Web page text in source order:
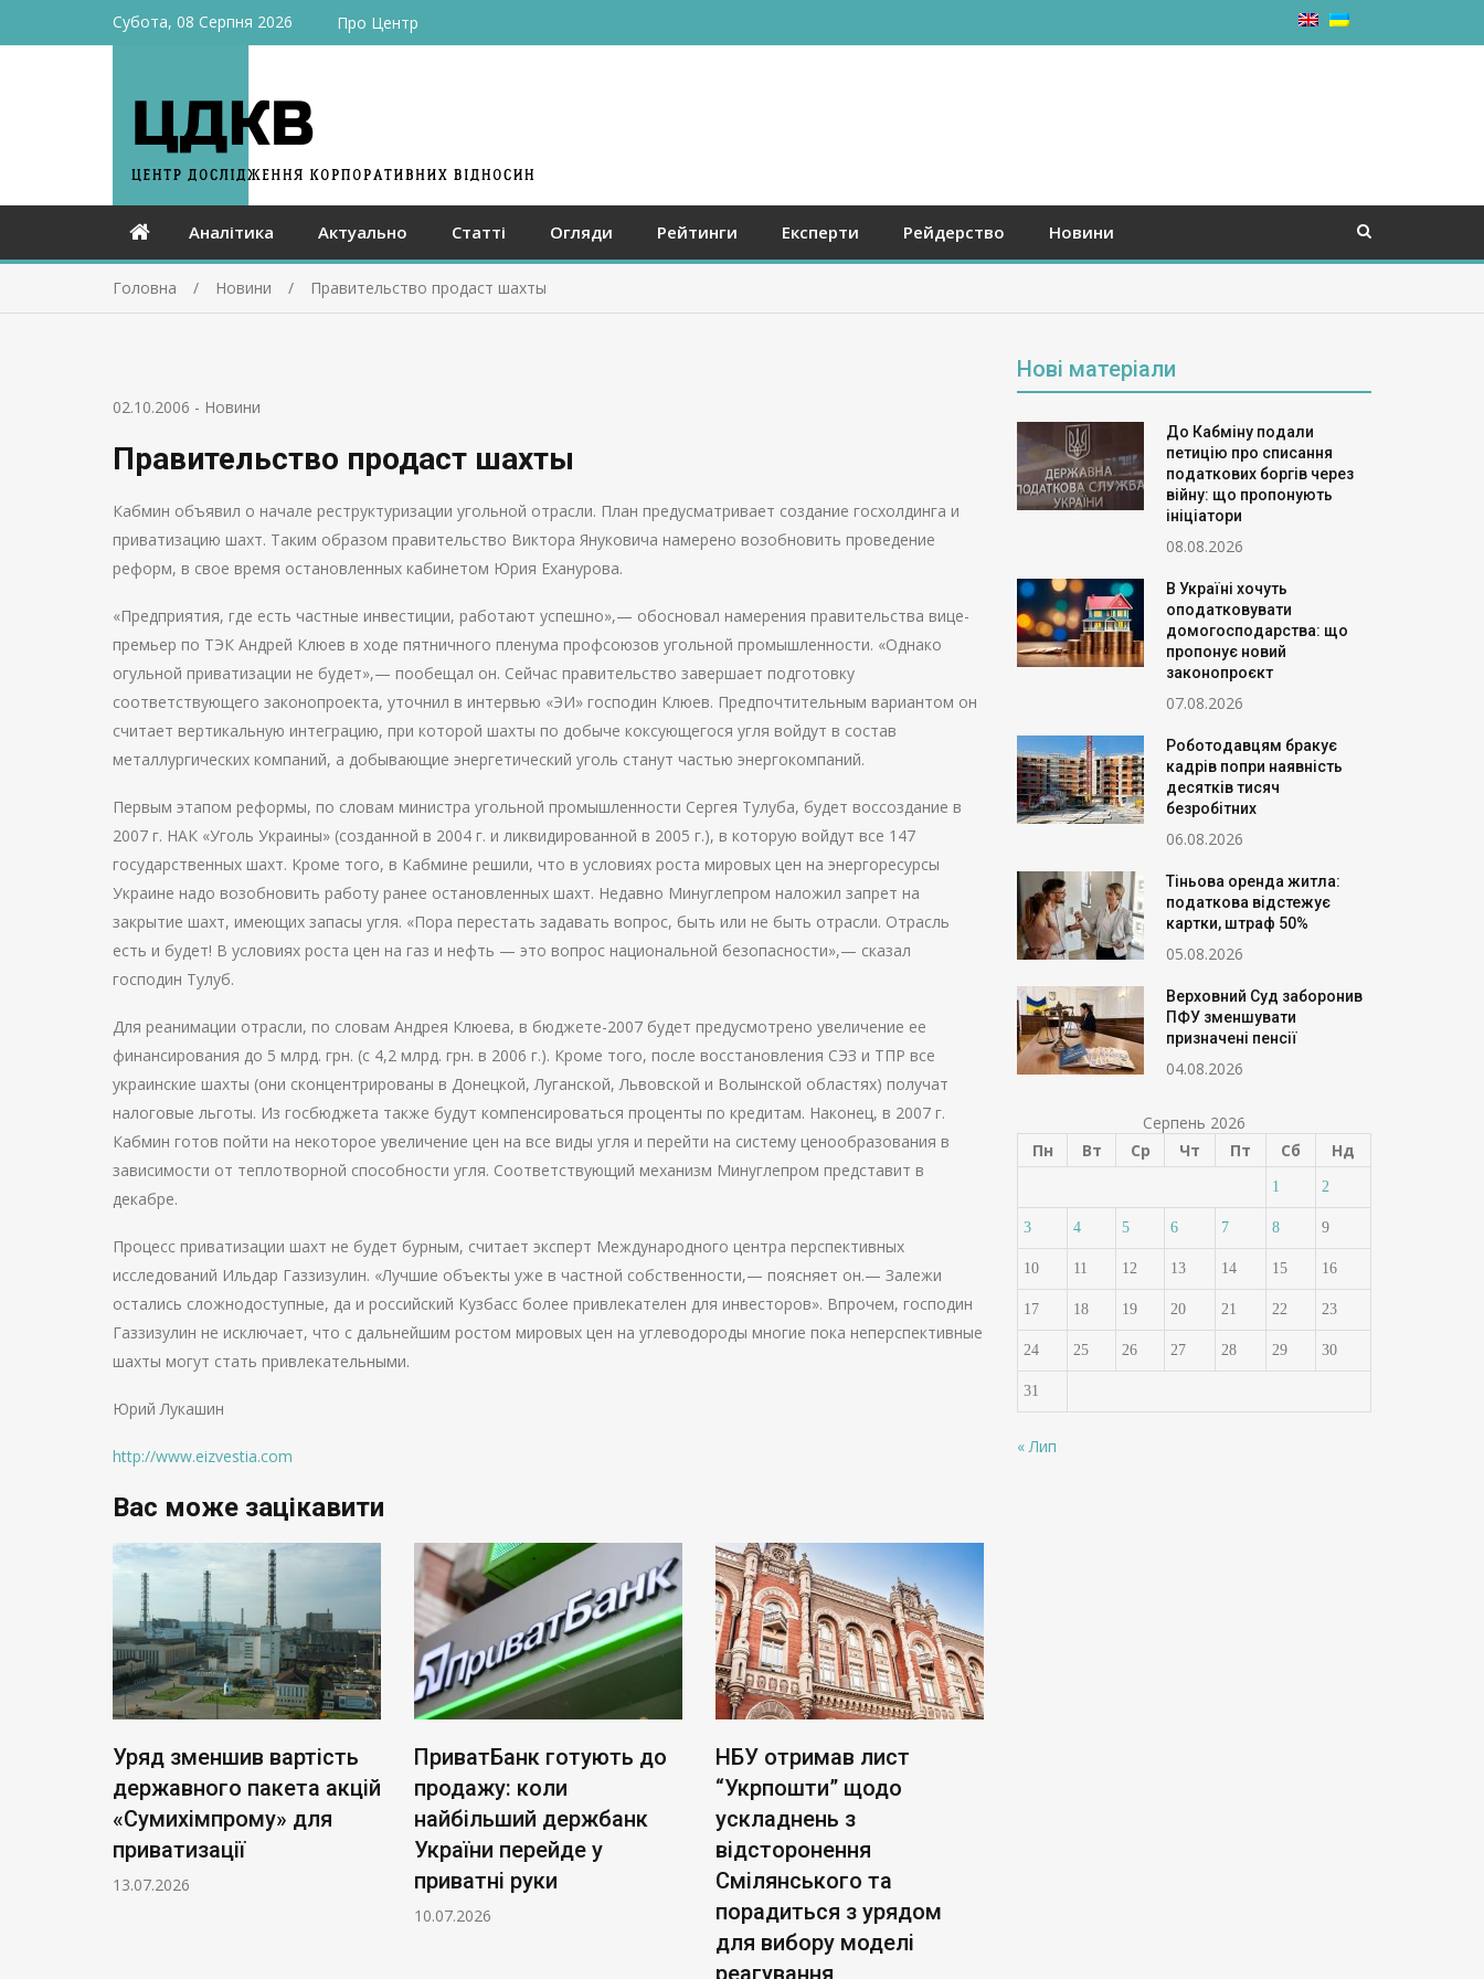
Субота, 08 Серпня 2026 Про Центр
Аналітика Актуально Статті Огляди Рейтинги Експерти Рейдерство Новини
Головна Новини Правительство продаст шахты
02.10.2006 - Новини
Правительство продаст шахты
Кабмин объявил о начале реструктуризации угольной отрасли. План предусматривает создание госхолдинга и
приватизацию шахт. Таким образом правительство Виктора Януковича намерено возобновить проведение
реформ, в свое время остановленных кабинетом Юрия Еханурова.
«Предприятия, где есть частные инвестиции, работают успешно»,— обосновал намерения правительства вице-
премьер по ТЭК Андрей Клюев в ходе пятничного пленума профсоюзов угольной промышленности. «Однако
огульной приватизации не будет»,— пообещал он. Сейчас правительство завершает подготовку
соответствующего законопроекта, уточнил в интервью «ЭИ» господин Клюев. Предпочтительным вариантом он
считает вертикальную интеграцию, при которой шахты по добыче коксующегося угля войдут в состав
металлургических компаний, а добывающие энергетический уголь станут частью энергокомпаний.
Первым этапом реформы, по словам министра угольной промышленности Сергея Тулуба, будет воссоздание в
2007 г. НАК «Уголь Украины» (созданной в 2004 г. и ликвидированной в 2005 г.), в которую войдут все 147
государственных шахт. Кроме того, в Кабмине решили, что в условиях роста мировых цен на энергоресурсы
Украине надо возобновить работу ранее остановленных шахт. Недавно Минуглепром наложил запрет на
закрытие шахт, имеющих запасы угля. «Пора перестать задавать вопрос, быть или не быть отрасли. Отрасль
есть и будет! В условиях роста цен на газ и нефть — это вопрос национальной безопасности»,— сказал
господин Тулуб.
Для реанимации отрасли, по словам Андрея Клюева, в бюджете-2007 будет предусмотрено увеличение ее
финансирования до 5 млрд. грн. (с 4,2 млрд. грн. в 2006 г.). Кроме того, после восстановления СЭЗ и ТПР все
украинские шахты (они сконцентрированы в Донецкой, Луганской, Львовской и Волынской областях) получат
налоговые льготы. Из госбюджета также будут компенсироваться проценты по кредитам. Наконец, в 2007 г.
Кабмин готов пойти на некоторое увеличение цен на все виды угля и перейти на систему ценообразования в
зависимости от теплотворной способности угля. Соответствующий механизм Минуглепром представит в
декабре.
Процесс приватизации шахт не будет бурным, считает эксперт Международного центра перспективных
исследований Ильдар Газзизулин. «Лучшие объекты уже в частной собственности,— поясняет он.— Залежи
остались сложнодоступные, да и российский Кузбасс более привлекателен для инвесторов». Впрочем, господин
Газзизулин не исключает, что с дальнейшим ростом мировых цен на углеводороды многие пока неперспективные
шахты могут стать привлекательными.
Юрий Лукашин
http://www.eizvestia.com
Вас може зацікавити
Уряд зменшив вартість
державного пакета акцій
«Сумихімпрому» для
приватизації
13.07.2026
ПриватБанк готують до
продажу: коли
найбільший держбанк
України перейде у
приватні руки
10.07.2026
НБУ отримав лист
“Укрпошти” щодо
ускладнень з
відсторонення
Смілянського та
порадиться з урядом
для вибору моделі
реагування
Нові матеріали
До Кабміну подали
петицію про списання
податкових боргів через
війну: що пропонують
ініціатори
08.08.2026
В Україні хочуть
оподатковувати
домогосподарства: що
пропонує новий
законопроєкт
07.08.2026
Роботодавцям бракує
кадрів попри наявність
десятків тисяч
безробітних
06.08.2026
Тіньова оренда житла:
податкова відстежує
картки, штраф 50%
05.08.2026
Верховний Суд заборонив
ПФУ зменшувати
призначені пенсії
04.08.2026
Серпень 2026
Пн
Вт Ср Чт Пт Сб Нд
1 2
3 4 5 6 7 8 9
10 11 12 13 14 15 16
17 18 19 20 21 22 23
24 25 26 27 28 29 30
31
« Лип